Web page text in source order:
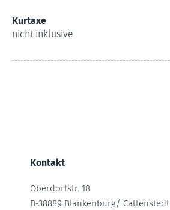
Kurtaxe
nicht inklusive
Kontakt
Oberdorfstr. 18
D-38889 Blankenburg/ Cattenstedt